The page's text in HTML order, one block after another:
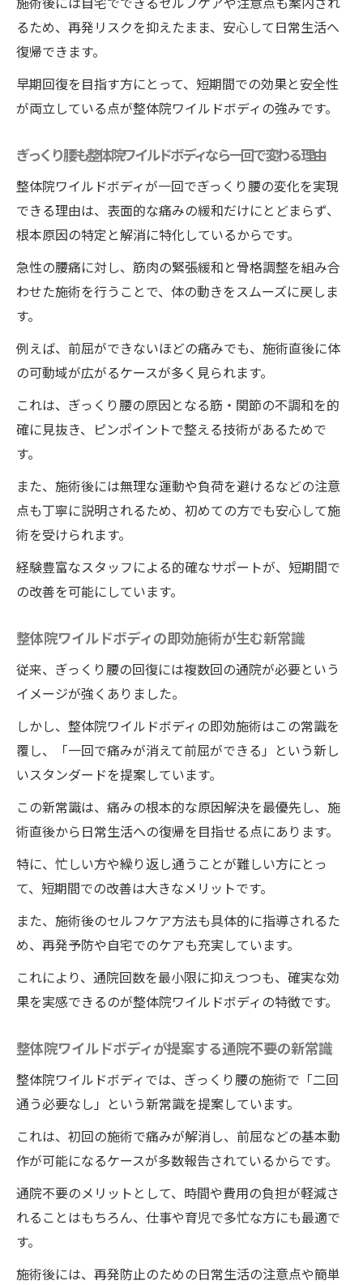
るため、再発リスクを抑えたまま、安心して日常生活へ
復帰できます。
早期回復を目指す方にとって、短期間での効果と安全性
が両立している点が整体院ワイルドボディの強みです。
ぎっくり腰も整体院ワイルドボディなら一回で変わる理由
整体院ワイルドボディが一回でぎっくり腰の変化を実現
できる理由は、表面的な痛みの緩和だけにとどまらず、
根本原因の特定と解消に特化しているからです。
急性の腰痛に対し、筋肉の緊張緩和と骨格調整を組み合
わせた施術を行うことで、体の動きをスムーズに戻しま
す。
例えば、前屈ができないほどの痛みでも、施術直後に体
の可動域が広がるケースが多く見られます。
これは、ぎっくり腰の原因となる筋・関節の不調和を的
確に見抜き、ピンポイントで整える技術があるためで
す。
また、施術後には無理な運動や負荷を避けるなどの注意
点も丁寧に説明されるため、初めての方でも安心して施
術を受けられます。
経験豊富なスタッフによる的確なサポートが、短期間で
の改善を可能にしています。
整体院ワイルドボディの即効施術が生む新常識
従来、ぎっくり腰の回復には複数回の通院が必要という
イメージが強くありました。
しかし、整体院ワイルドボディの即効施術はこの常識を
覆し、「一回で痛みが消えて前屈ができる」という新し
いスタンダードを提案しています。
この新常識は、痛みの根本的な原因解決を最優先し、施
術直後から日常生活への復帰を目指せる点にあります。
特に、忙しい方や繰り返し通うことが難しい方にとっ
て、短期間での改善は大きなメリットです。
また、施術後のセルフケア方法も具体的に指導されるた
め、再発予防や自宅でのケアも充実しています。
これにより、通院回数を最小限に抑えつつも、確実な効
果を実感できるのが整体院ワイルドボディの特徴です。
整体院ワイルドボディが提案する通院不要の新常識
整体院ワイルドボディでは、ぎっくり腰の施術で「二回
通う必要なし」という新常識を提案しています。
これは、初回の施術で痛みが解消し、前屈などの基本動
作が可能になるケースが多数報告されているからです。
通院不要のメリットとして、時間や費用の負担が軽減さ
れることはもちろん、仕事や育児で多忙な方にも最適で
す。
施術後には、再発防止のための日常生活の注意点や簡単